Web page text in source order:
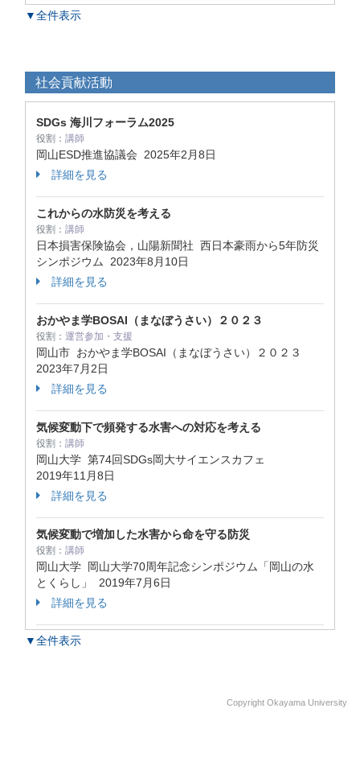
▼全件表示
社会貢献活動
SDGs 海川フォーラム2025
役割： 講師
岡山ESD推進協議会 2025年2月8日
詳細を見る
これからの水防災を考える
役割： 講師
日本損害保険協会，山陽新聞社 西日本豪雨から5年防災
シンポジウム 2023年8月10日
詳細を見る
おかやま学BOSAI（まなぼうさい）２０２３
役割： 運営参加・支援
岡山市 おかやま学BOSAI（まなぼうさい）２０２３
2023年7月2日
詳細を見る
気候変動下で頻発する水害への対応を考える
役割： 講師
岡山大学 第74回SDGs岡大サイエンスカフェ
2019年11月8日
詳細を見る
気候変動で増加した水害から命を守る防災
役割： 講師
岡山大学 岡山大学70周年記念シンポジウム「岡山の水
とくらし」 2019年7月6日
詳細を見る
▼全件表示
Copyright Okayama University